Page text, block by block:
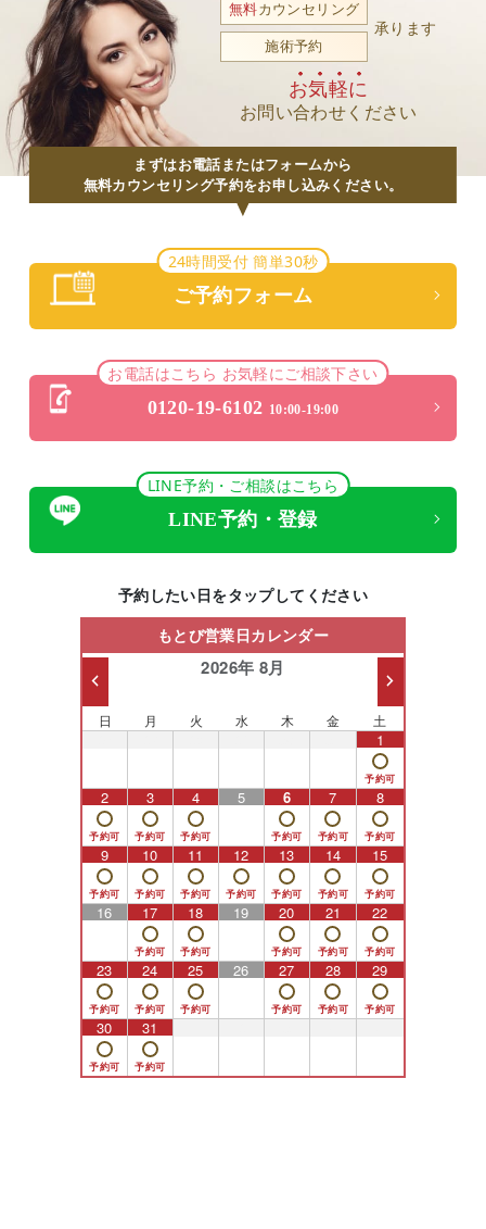
無料カウンセリング
施術予約
承ります
お気軽に
お問い合わせください
まずはお電話またはフォームから
無料カウンセリング予約をお申し込みください。
24時間受付 簡単30秒
ご予約フォーム
お電話はこちら お気軽にご相談下さい
0120-19-6102 10:00-19:00
LINE予約・ご相談はこちら
LINE予約・登録
予約したい日をタップしてください
もとび営業日カレンダー
2026年 8月
日 月 火 水 木 金 土
1
2 3 4 5 6 7 8
9 10 11 12 13 14 15
16 17 18 19 20 21 22
23 24 25 26 27 28 29
30 31